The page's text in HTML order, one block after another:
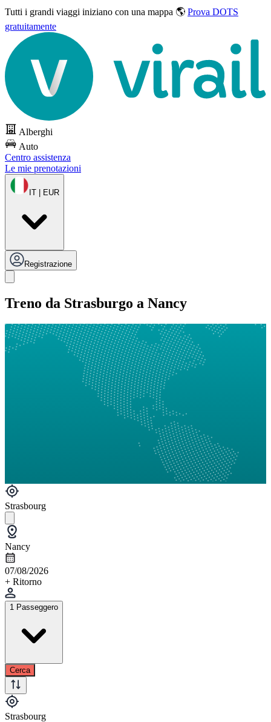
Tutti i grandi viaggi iniziano con una mappa 🌎 Prova DOTS
gratuitamente
Alberghi
Auto
Centro assistenza
Le mie prenotazioni
IT | EUR
Registrazione
Treno da Strasburgo a Nancy
Strasbourg
Nancy
07/08/2026
+ Ritorno
1 Passeggero
Cerca
Strasbourg